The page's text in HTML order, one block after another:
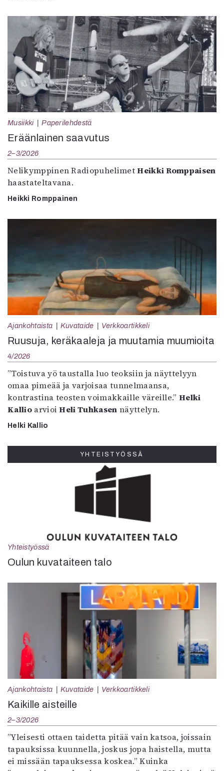
Musiikki Paperilehdestä
Eräänlainen saavutus
2–3/2026
Nelikymppinen RadiopuhelimetHeikki Romppaisen
haastateltavana.
Heikki Romppainen
Ajankohtaista Kuvataide Verkkoartikkeli
Ruusuja, keräkaaleja ja muutamia muumioita
4/2026
”Toistuva yö taustalla luo teoksiin ja näyttelyyn
omaa pimeää ja varjoisaa tunnelmaansa,
kontrastina teosten voimakkaille väreille.”Helki
KallioarvioiHeli Tuhkasen näyttelyn.
Helki Kallio
YHTEISTYÖSSÄ
Yhteistyössä
Oulun kuvataiteen talo
Ajankohtaista Kuvataide Verkkoartikkeli
Kaikille aisteille
2–3/2026
”Yleisesti ottaen taidetta pitää vain katsoa, joissain
tapauksissa kuunnella, joskus jopa haistella, mutta
ei missään tapauksessa koskea.” Kuinka